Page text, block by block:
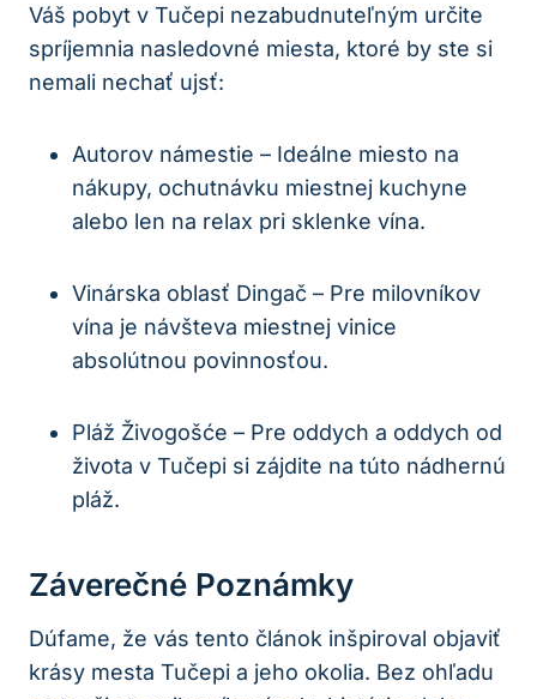
Váš pobyt v Tučepi nezabudnuteľným určite
spríjemnia nasledovné miesta, ktoré by ste si
nemali nechať ujsť:
Autorov námestie – Ideálne miesto na
nákupy, ochutnávku miestnej kuchyne
alebo len na relax pri sklenke vína.
Vinárska oblasť Dingač – Pre milovníkov
vína je návšteva miestnej vinice
absolútnou povinnosťou.
Pláž Živogošće – Pre oddych a oddych od
života v Tučepi si zájdite na túto nádhernú
pláž.
Záverečné Poznámky
Dúfame, že vás tento článok inšpiroval objaviť
krásy mesta Tučepi a jeho okolia. Bez ohľadu